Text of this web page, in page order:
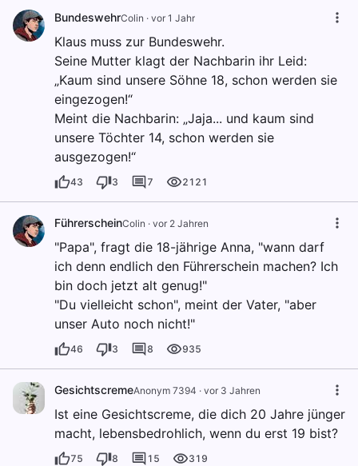
BundeswehrColin · vor 1 Jahr
Klaus muss zur Bundeswehr.
Seine Mutter klagt der Nachbarin ihr Leid:
„Kaum sind unsere Söhne 18, schon werden sie
eingezogen!“
Meint die Nachbarin: „Jaja... und kaum sind
unsere Töchter 14, schon werden sie
ausgezogen!“
43 3 7 2121
FührerscheinColin · vor 2 Jahren
"Papa", fragt die 18-jährige Anna, "wann darf
ich denn endlich den Führerschein machen? Ich
bin doch jetzt alt genug!"
"Du vielleicht schon", meint der Vater, "aber
unser Auto noch nicht!"
46 3 8 935
GesichtscremeAnonym 7394 · vor 3 Jahren
Ist eine Gesichtscreme, die dich 20 Jahre jünger
macht, lebensbedrohlich, wenn du erst 19 bist?
75 8 15 319